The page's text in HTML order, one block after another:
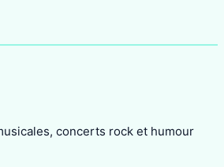
concerts rock et humour